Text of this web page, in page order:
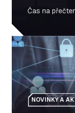
Čas na
Je váš vozový
NOVINKY A